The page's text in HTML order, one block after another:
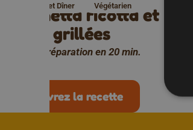
ricotta et
grillées
de préparation en 20 min.
Découvrez la recette
Déjeuner et Dîner Végétarien